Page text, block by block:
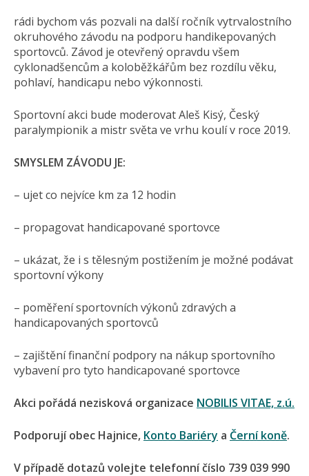
rádi bychom vás pozvali na další ročník vytrvalostního
okruhového závodu na podporu handikepovaných
sportovců. Závod je otevřený opravdu všem
cyklonadšencům a koloběžkářům bez rozdílu věku,
pohlaví, handicapu nebo výkonnosti.
Sportovní akci bude moderovat Aleš Kisý, Český
paralympionik a mistr světa ve vrhu koulí v roce 2019.
SMYSLEM ZÁVODU JE:
– ujet co nejvíce km za 12 hodin
– propagovat handicapované sportovce
– ukázat, že i s tělesným postižením je možné podávat
sportovní výkony
– poměření sportovních výkonů zdravých a
handicapovaných sportovců
– zajištění finanční podpory na nákup sportovního
vybavení pro tyto handicapované sportovce
Akci pořádá nezisková organizace NOBILIS VITAE, z.ú.
Podporují obec Hajnice, Konto Bariéry a Černí koně.
V případě dotazů volejte telefonní číslo 739 039 990